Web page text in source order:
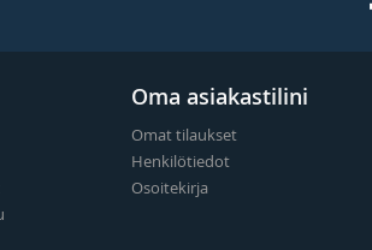
Oma asiakastilini
Omat tilaukset
Henkilötiedot
Osoitekirja